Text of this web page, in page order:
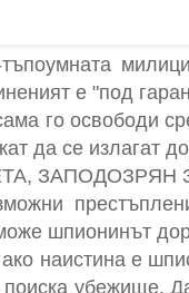
е "под
го освободи
да се излагат
шпионинът
наистина е
убежище.